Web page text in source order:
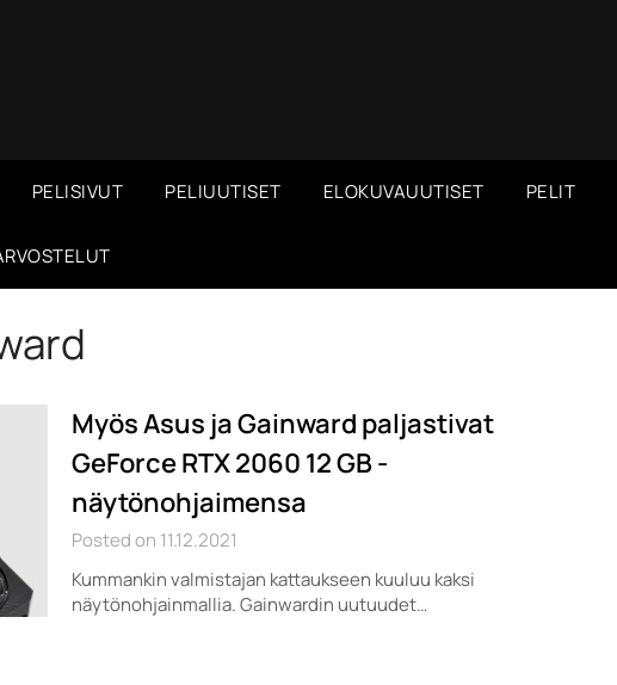
PELISIVUT PELIUUTISET ELOKUVAUUTISET PELIT
Myös Asus ja Gainward paljastivat
GeForce RTX 2060 12 GB -
näytönohjaimensa
Posted on 11.12.2021
Kummankin valmistajan kattaukseen kuuluu kaksi
näytönohjainmallia. Gainwardin uutuudet…